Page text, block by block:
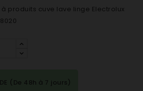
produits cuve lave linge Electrolux
(De 48h à 7 jours)